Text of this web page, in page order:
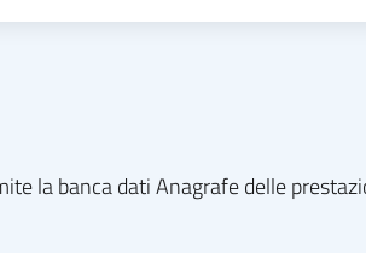
la banca dati Anagrafe delle